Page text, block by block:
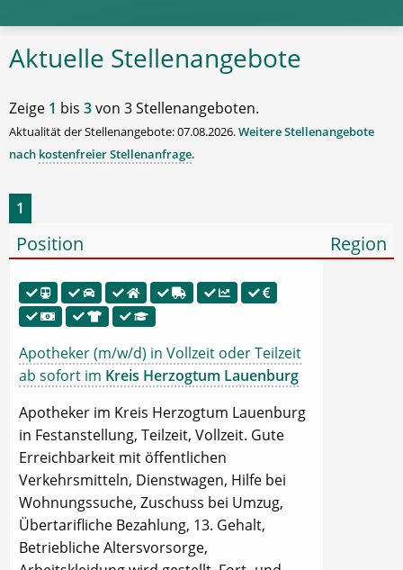
Aktuelle Stellenangebote
Zeige 1 bis 3von 3 Stellenangeboten.
Aktualität der Stellenangebote: 07.08.2026.Weitere Stellenangebote
nach kostenfreier Stellenanfrage.
1
Position Region
Apotheker (m/w/d) in Vollzeit oder Teilzeit
ab sofort im Kreis Herzogtum Lauenburg
Apotheker im Kreis Herzogtum Lauenburg
in Festanstellung, Teilzeit, Vollzeit. Gute
Erreichbarkeit mit öffentlichen
Verkehrsmitteln, Dienstwagen, Hilfe bei
Wohnungssuche, Zuschuss bei Umzug,
Übertarifliche Bezahlung, 13. Gehalt,
Betriebliche Altersvorsorge,